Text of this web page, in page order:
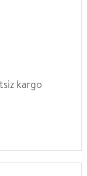
kargo